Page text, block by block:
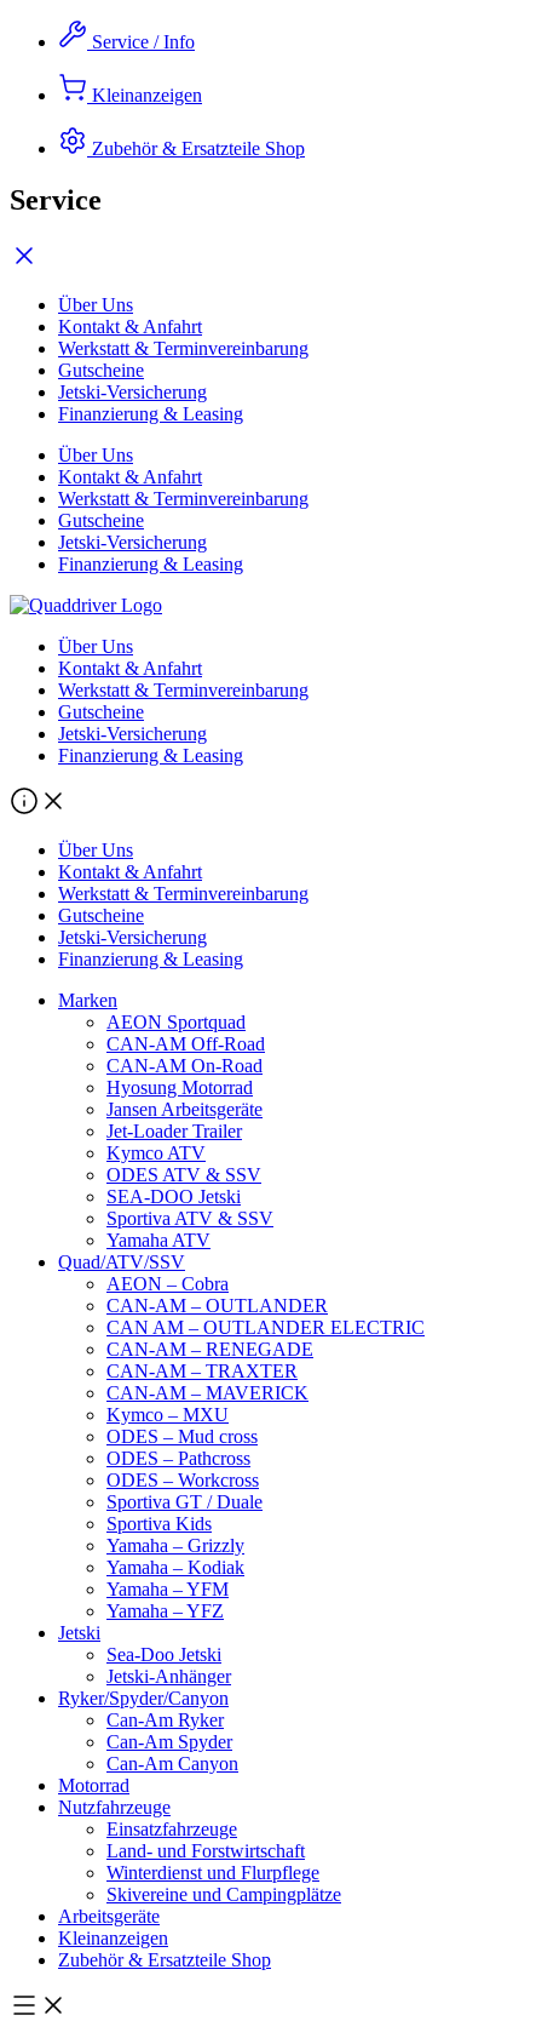
Inhalt
springen
Service / Info
Kleinanzeigen
Zubehör & Ersatzteile Shop
Service
Über Uns
Kontakt & Anfahrt
Werkstatt & Terminvereinbarung
Gutscheine
Jetski-Versicherung
Finanzierung & Leasing
Über Uns
Kontakt & Anfahrt
Werkstatt & Terminvereinbarung
Gutscheine
Jetski-Versicherung
Finanzierung & Leasing
Über Uns
Kontakt & Anfahrt
Werkstatt & Terminvereinbarung
Gutscheine
Jetski-Versicherung
Finanzierung & Leasing
Über Uns
Kontakt & Anfahrt
Werkstatt & Terminvereinbarung
Gutscheine
Jetski-Versicherung
Finanzierung & Leasing
Marken
AEON Sportquad
CAN-AM Off-Road
CAN-AM On-Road
Hyosung Motorrad
Jansen Arbeitsgeräte
Jet-Loader Trailer
Kymco ATV
ODES ATV & SSV
SEA-DOO Jetski
Sportiva ATV & SSV
Yamaha ATV
Quad/ATV/SSV
AEON – Cobra
CAN-AM – OUTLANDER
CAN AM – OUTLANDER ELECTRIC
CAN-AM – RENEGADE
CAN-AM – TRAXTER
CAN-AM – MAVERICK
Kymco – MXU
ODES – Mud cross
ODES – Pathcross
ODES – Workcross
Sportiva GT / Duale
Sportiva Kids
Yamaha – Grizzly
Yamaha – Kodiak
Yamaha – YFM
Yamaha – YFZ
Jetski
Sea-Doo Jetski
Jetski-Anhänger
Ryker/Spyder/Canyon
Can-Am Ryker
Can-Am Spyder
Can-Am Canyon
Motorrad
Nutzfahrzeuge
Einsatzfahrzeuge
Land- und Forstwirtschaft
Winterdienst und Flurpflege
Skivereine und Campingplätze
Arbeitsgeräte
Kleinanzeigen
Zubehör & Ersatzteile Shop